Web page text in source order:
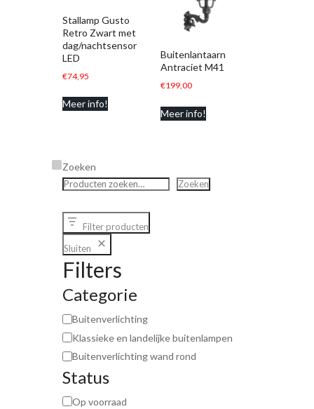
Stallamp Gusto
Retro Zwart met
dag/nachtsensor
LED
€74,95
Meer info!
Buitenlantaarn
Antraciet M41
€199,00
Meer info!
Zoeken
Zoeken
Filter producten
Sluiten
Filters
Categorie
Buitenverlichting
Klassieke en landelijke buitenlampen
Buitenverlichting wand rond
Status
Op voorraad